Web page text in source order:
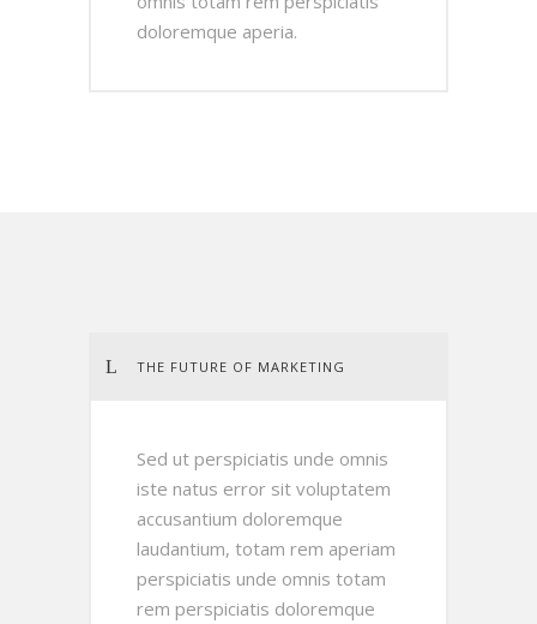
doloremque aperia.
THE FUTURE OF MARKETING
Sed ut perspiciatis unde omnis
iste natus error sit voluptatem
accusantium doloremque
laudantium, totam rem aperiam
perspiciatis unde omnis totam
rem perspiciatis doloremque